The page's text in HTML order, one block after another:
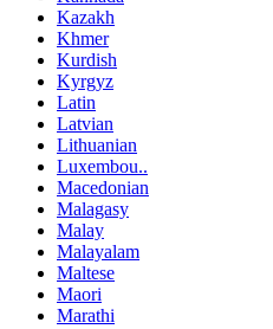
Kazakh
Khmer
Kurdish
Kyrgyz
Latin
Latvian
Lithuanian
Luxembou..
Macedonian
Malagasy
Malay
Malayalam
Maltese
Maori
Marathi